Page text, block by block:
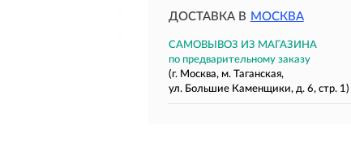
ДОСТАВКА В МОСКВА
САМОВЫВОЗ ИЗ МАГАЗИНА
по предварительному заказу
(г. Москва, м. Таганская,
ул. Большие Каменщики, д. 6, стр. 1)